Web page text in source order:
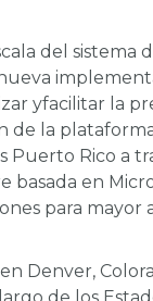
del sistema
yfacilitar la
la
Puerto Rico a
basada en
para mayor
Denver,